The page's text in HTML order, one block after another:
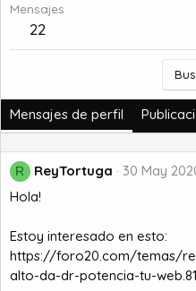
Mensajes
22
Mensajes de perfil
R ReyTortuga
30 May
Hola!
Estoy interesado en esto:
https://foro20.com/temas/
alto-da-dr-potencia-tu-